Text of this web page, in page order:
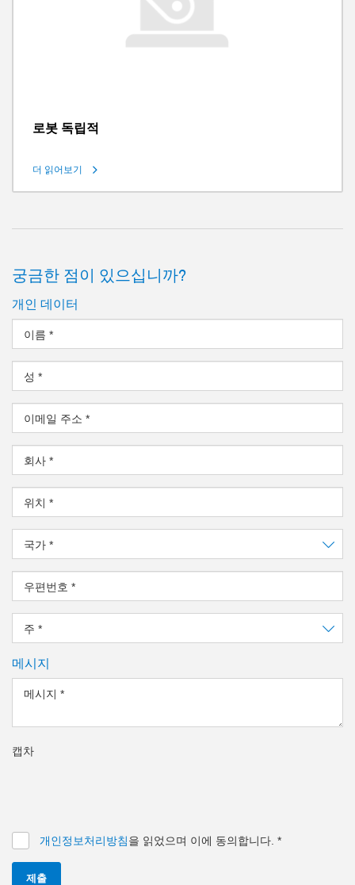
로봇 독립적
더 읽어보기
궁금한 점이 있으십니까?
개인 데이터
이름 *
성 *
이메일 주소 *
회사 *
위치 *
국가 *
우편번호 *
주 *
메시지
메시지 *
캡차
개인정보처리방침을 읽었으며 이에 동의합니다. *
제출